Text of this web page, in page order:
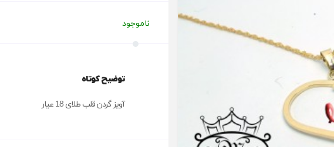
ناموجود
توضیح کوتاه
آویز گردن قلب طلای 18 عیار